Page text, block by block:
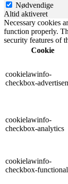
Nødvendige
Altid aktiveret
Necessary cookies
function properly.
security features of
Cookie
cookielawinfo-
checkbox-
cookielawinfo-
checkbox-analytics
cookielawinfo-
checkbox-functional